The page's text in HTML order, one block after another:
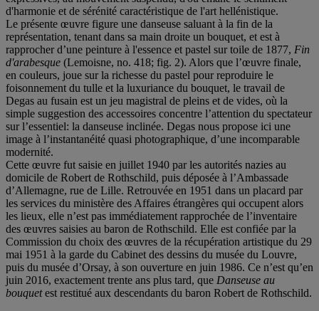
d'harmonie et de sérénité caractéristique de l'art hellénistique.
Le présente œuvre figure une danseuse saluant à la fin de la
représentation, tenant dans sa main droite un bouquet, et est à
rapprocher d’une peinture à l'essence et pastel sur toile de 1877, Fin
d'arabesque (Lemoisne, no. 418; fig. 2). Alors que l’œuvre finale,
en couleurs, joue sur la richesse du pastel pour reproduire le
foisonnement du tulle et la luxuriance du bouquet, le travail de
Degas au fusain est un jeu magistral de pleins et de vides, où la
simple suggestion des accessoires concentre l’attention du spectateur
sur l’essentiel: la danseuse inclinée. Degas nous propose ici une
image à l’instantanéité quasi photographique, d’une incomparable
modernité.
Cette œuvre fut saisie en juillet 1940 par les autorités nazies au
domicile de Robert de Rothschild, puis déposée à l’Ambassade
d’Allemagne, rue de Lille. Retrouvée en 1951 dans un placard par
les services du ministère des Affaires étrangères qui occupent alors
les lieux, elle n’est pas immédiatement rapprochée de l’inventaire
des œuvres saisies au baron de Rothschild. Elle est confiée par la
Commission du choix des œuvres de la récupération artistique du 29
mai 1951 à la garde du Cabinet des dessins du musée du Louvre,
puis du musée d’Orsay, à son ouverture en juin 1986. Ce n’est qu’en
juin 2016, exactement trente ans plus tard, que Danseuse au
bouquetest restitué aux descendants du baron Robert de Rothschild.